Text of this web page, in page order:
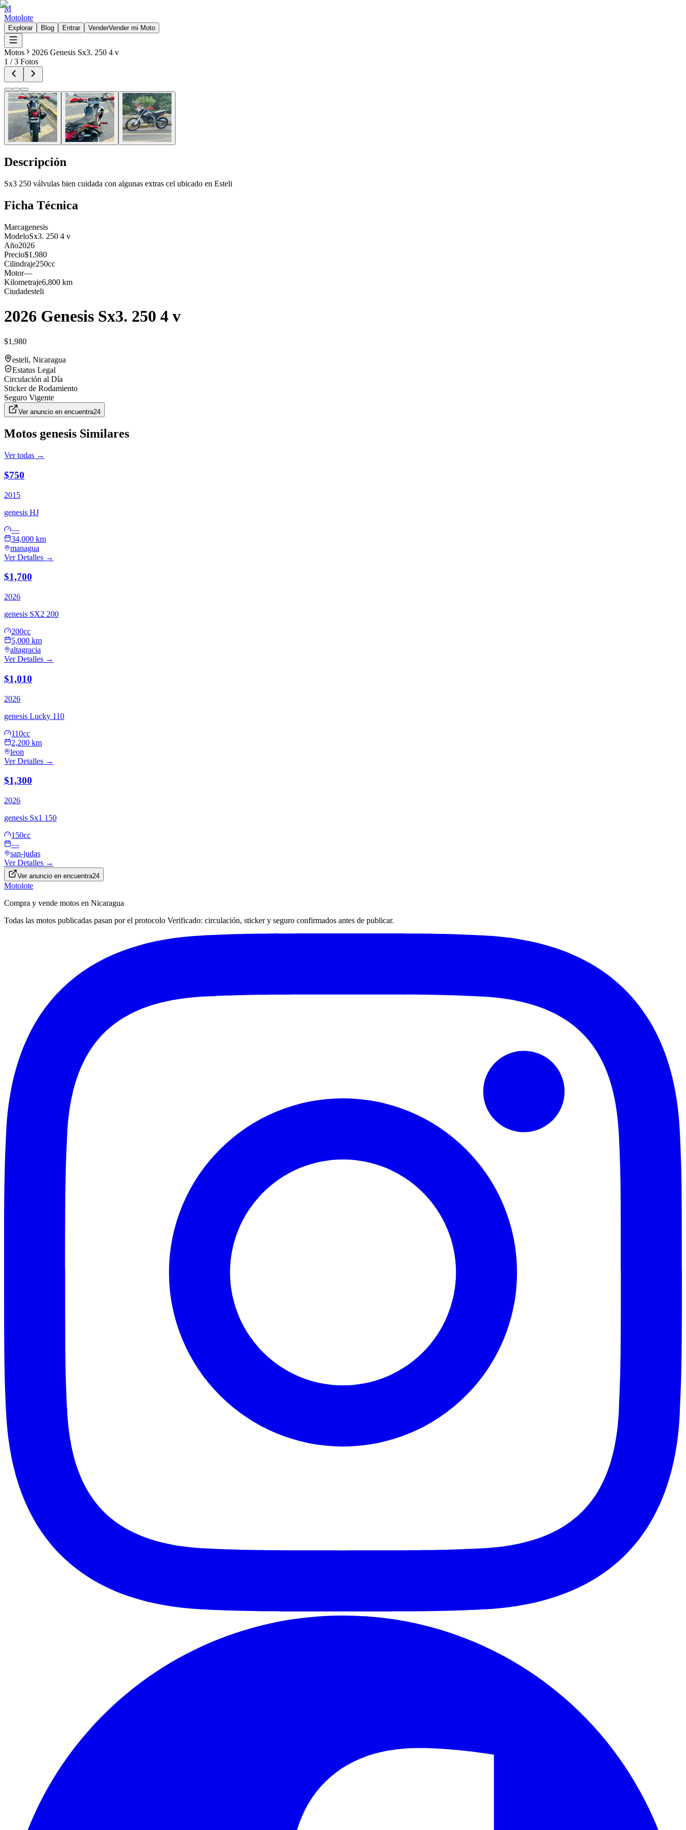
M
Motolote
Explorar Blog Entrar VenderVender mi Moto
Motos
2026 Genesis Sx3. 250 4 v
1 /3 Fotos
Descripción
Sx3 250 válvulas bien cuidada con algunas extras cel ubicado en Esteli
Ficha Técnica
Marcagenesis
ModeloSx3. 250 4 v
Año2026
Precio$1,980
Cilindraje250cc
Motor—
Kilometraje6,800 km
Ciudadesteli
2026 Genesis Sx3. 250 4 v
$1,980
esteli, Nicaragua
Estatus Legal
Circulación al Día
Sticker de Rodamiento
Seguro Vigente
Ver anuncio en encuentra24
Motos genesis Similares
Ver todas →
$750
2015
genesis HJ
—
34,000 km
managua
Ver Detalles →
$1,700
2026
genesis SX2 200
200cc
5,000 km
altagracia
Ver Detalles →
$1,010
2026
genesis Lucky 110
110cc
2,200 km
leon
Ver Detalles →
$1,300
2026
genesis Sx1 150
150cc
—
san-judas
Ver Detalles →
Ver anuncio en encuentra24
Motolote
Compra y vende motos en Nicaragua
Todas las motos publicadas pasan por el protocolo Verificado: circulación, sticker y seguro confirmados antes de publicar.